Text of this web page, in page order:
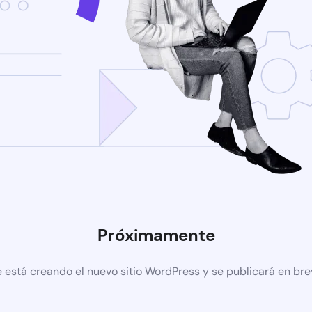
Próximamente
está creando el nuevo sitio WordPress y se publicará en